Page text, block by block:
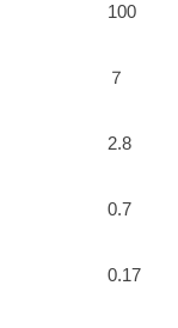
100
2.8
0.7
0.17